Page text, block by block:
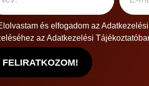
és elfogadom az
az Adatkezelési
FELIRATKOZOM!